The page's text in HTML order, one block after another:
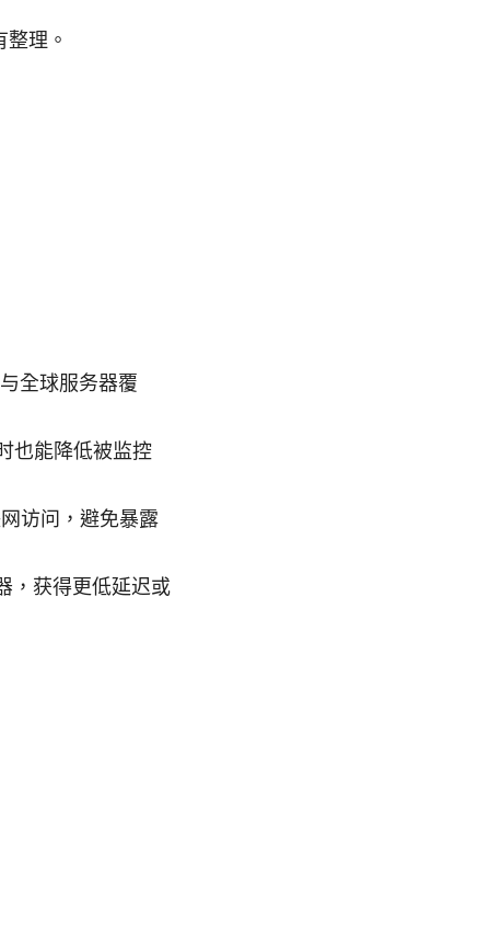
理。
全球服务器覆
也能降低被监控
访问，避免暴露
，获得更低延迟或